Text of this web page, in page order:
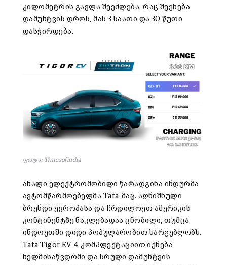
კილომეტრის გავლა შეეძლება. რაც შეეხება
დამუხტვის დროს, მას 3 საათი და 30 წუთი
დასჭირდება.
ფოტო: Timesofindia
ახალი ელექტრომობილი წარადგინა ინდურმა
ავტომწარმოებელმა Tata-მაც. აღნიშნული
ბრენდი ევროპასა და ჩრდილოეთ ამერიკის
კონტინენტზე ნაკლებადაა ცნობილი, თუმცა
ინდოეთში დიდი პოპულარობით სარგებლობს.
Tata Tigor EV 4 კომპლექტაციით იქნება
ხელმისაწვდომი და სრული დამუხტვის